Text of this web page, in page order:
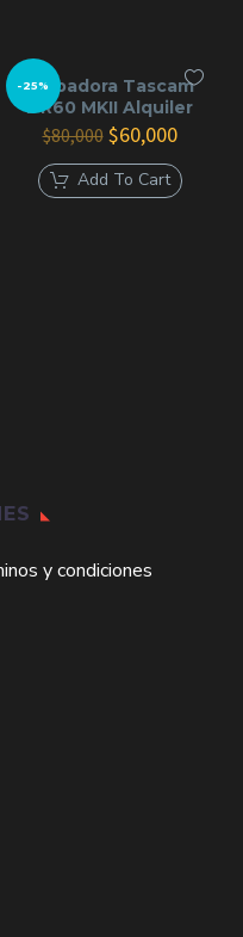
-25%
Grabadora Tascam
DR60 MKII Alquiler
$80,000 El
precio
original
era:
$60,000El
actual
es:
Add To Cart
y condiciones